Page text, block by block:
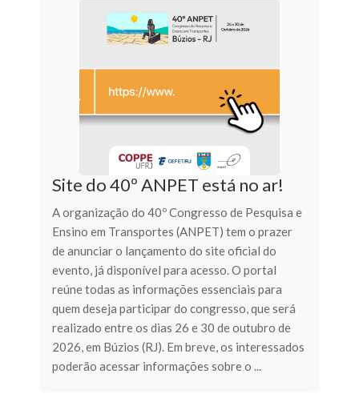
Site do 40º ANPET está no ar!
A organização do 40º Congresso de Pesquisa e
Ensino em Transportes (ANPET) tem o prazer
de anunciar o lançamento do site oficial do
evento, já disponível para acesso. O portal
reúne todas as informações essenciais para
quem deseja participar do congresso, que será
realizado entre os dias 26 e 30 de outubro de
2026, em Búzios (RJ). Em breve, os interessados
poderão acessar informações sobre o ...